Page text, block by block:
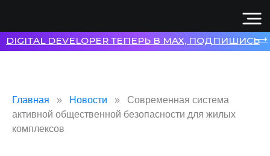
Главная Новости
Современная система
активной общественной безопасности для жилых
комплексов